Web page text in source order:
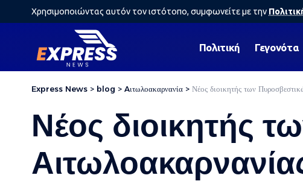
Χρησιμοποιώντας αυτόν τον ιστότοπο, συμφωνείτε με την
Πολιτική Γεγονότα
Express News > blog > Aιτωλοακαρνανία > Νέος διοικητής των
Νέος διοικητής